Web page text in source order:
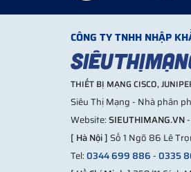
PoE cho camera và
Nếu triển khai IP
Triển khai Switch
Bối cảnh:
Một công ty
Giải pháp:
1 switch Catalyst
CÔNG TY TNHH NHẬP
THIẾT BỊ MẠNG CISCO,
Siêu Thị Mạng - Nhà phân
Website:SIEUTHIMANG.VN
[ Hà Nội ] Số 1 Ngõ 86 Lê
Tel:0344 699 886-0335